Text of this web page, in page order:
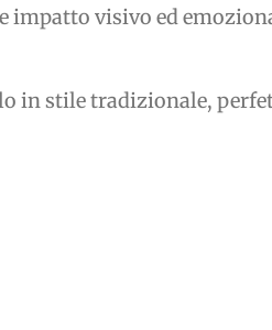
impatto visivo ed
in stile tradizionale,